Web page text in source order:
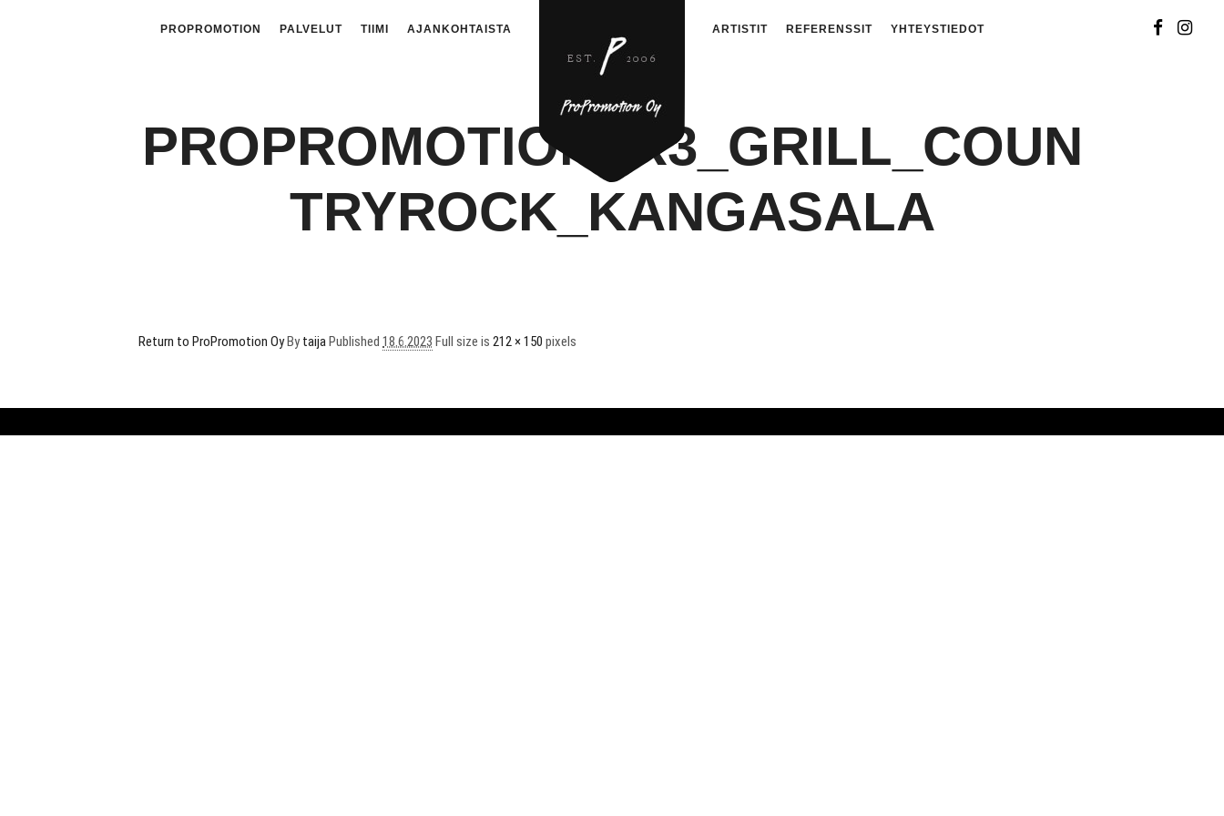
PROPROMOTION PALVELUT TIIMI AJANKOHTAISTA ARTISTIT REFERENSSIT YHTEYSTIEDOT
PROPROMOTION_R3_GRILL_COUN
TRYROCK_KANGASALA
Return to ProPromotion OyBytaijaPublished 18.6.2023 Full size is 212 × 150 pixels